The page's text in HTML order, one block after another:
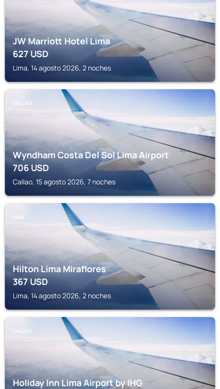
JW Marriott Hotel Lima
627USD
Lima, 14 agosto 2026, 2 noches
CALLAO
Wyndham Costa Del Sol Lima Airport
706USD
Callao, 15 agosto 2026, 7 noches
LIMA
Hilton Lima Miraflores
367USD
Lima, 14 agosto 2026, 2 noches
CALLAO
Holiday Inn Lima Airport by IHG